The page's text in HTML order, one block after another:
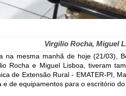
Virgílio Rocha, Miguel
na mesma manhã de hoje (21/03),
Rocha e Miguel Lisboa, tiveram
de Extensão Rural - EMATER-PI,
e de equipamentos para o escritório do